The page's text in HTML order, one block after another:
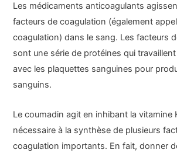
Les médicaments anticoagulants
facteurs de coagulation (également
coagulation) dans le sang. Les facteurs
sont une série de protéines qui
avec les plaquettes sanguines pour
sanguins.
Le coumadin agit en inhibant la vitamine
nécessaire à la synthèse de plusieurs
coagulation importants. En fait, donner